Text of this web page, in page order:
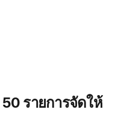
รายการจัดให้